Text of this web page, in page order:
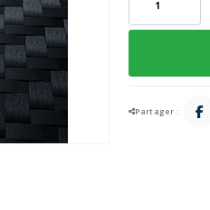
Partager :